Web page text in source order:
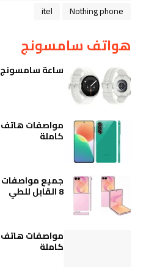
Nothing phone
itel
هواتف سامسونج
ساعة سامسونج Galaxy Watch 9 الذكية
كاملة
8 القابل للطي
كاملة